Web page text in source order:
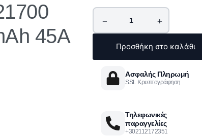
45A
− +
Προσθήκη στο καλάθι
Ασφαλής Πληρωμή
SSL Κρυπτογράφηση
Τηλεφωνικές
παραγγελίες
+302112172351